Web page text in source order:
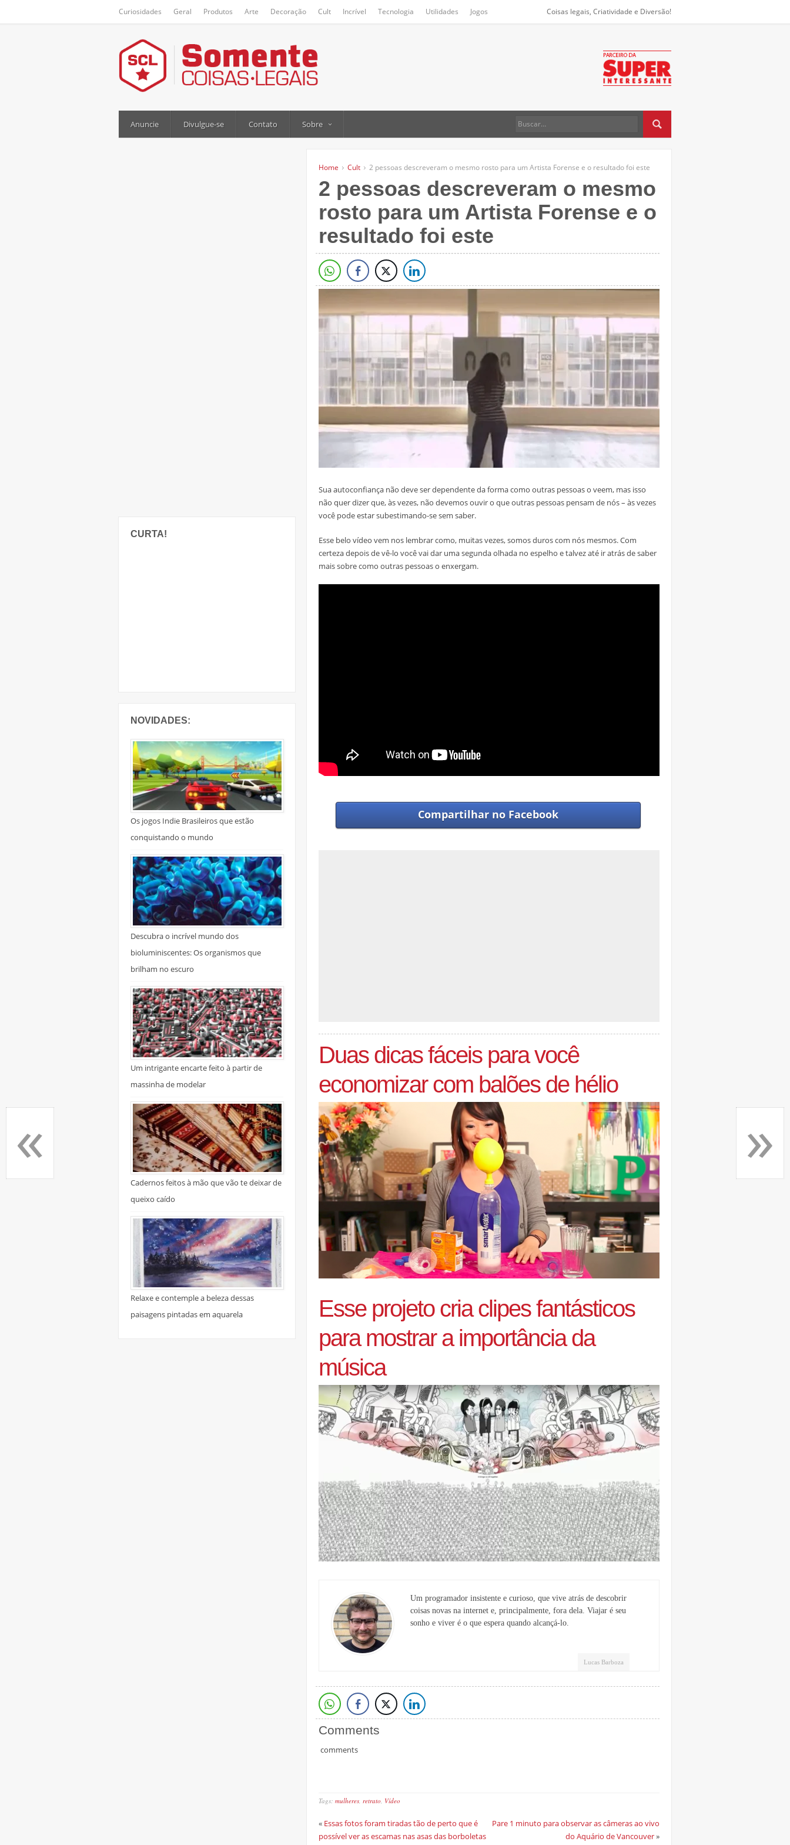
Curiosidades Geral Produtos Arte Decoração Cult Incrível Tecnologia Utilidades Jogos Coisas legais, Criatividade e Diversão!
Anuncie Divulgue-se Contato Sobre
CURTA!
NOVIDADES:
Os jogos Indie Brasileiros que estão
conquistando o mundo
Descubra o incrível mundo dos
bioluminiscentes: Os organismos que
brilham no escuro
Um intrigante encarte feito à partir de
massinha de modelar
Cadernos feitos à mão que vão te deixar de
queixo caído
Relaxe e contemple a beleza dessas
paisagens pintadas em aquarela
Home Cult 2 pessoas descreveram o mesmo rosto para um Artista Forense e o resultado foi este
2 pessoas descreveram o mesmo
rosto para um Artista Forense e o
resultado foi este
Sua autoconfiança não deve ser dependente da forma como outras pessoas o veem, mas isso
não quer dizer que, às vezes, não devemos ouvir o que outras pessoas pensam de nós – às vezes
você pode estar subestimando-se sem saber.
Esse belo vídeo vem nos lembrar como, muitas vezes, somos duros com nós mesmos. Com
certeza depois de vê-lo você vai dar uma segunda olhada no espelho e talvez até ir atrás de saber
mais sobre como outras pessoas o enxergam.
Compartilhar no Facebook
Duas dicas fáceis para você
economizar com balões de hélio
Esse projeto cria clipes fantásticos
para mostrar a importância da
música
Lucas Barboza
Um programador insistente e curioso, que vive atrás de descobrir
coisas novas na internet e, principalmente, fora dela. Viajar é seu
sonho e viver é o que espera quando alcançá-lo.
Comments
comments
Tags: mulheres, retrato, Vídeo
« Essas fotos foram tiradas tão de perto que é
possível ver as escamas nas asas das borboletas
Pare 1 minuto para observar as câmeras ao vivo
do Aquário de Vancouver»
»
«